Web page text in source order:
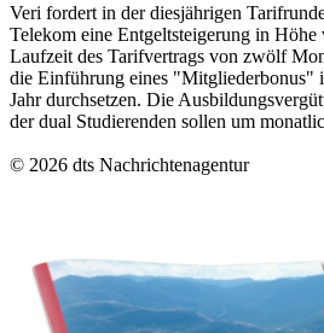
Veri fordert in der diesjährigen
Telekom eine Entgeltsteigerung in
Laufzeit des Tarifvertrags von zwölf
die Einführung eines "Mitgliederbonus"
Jahr durchsetzen. Die
der dual Studierenden sollen um
© 2026 dts Nachrichtenagentur